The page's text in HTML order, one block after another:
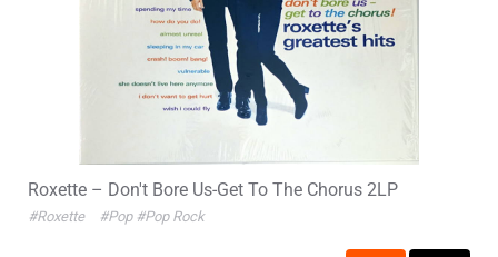
Roxette – Don't Bore Us-Get To The Chorus 2LP
#Roxette #Pop #Pop Rock